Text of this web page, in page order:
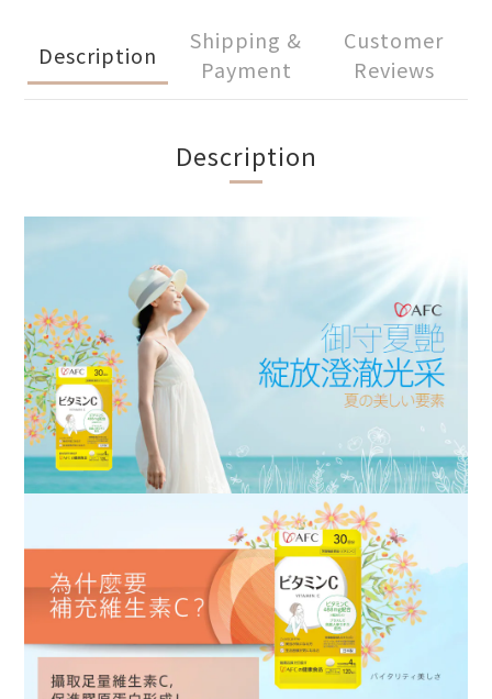
Description
Shipping &
Payment
Customer
Reviews
Description